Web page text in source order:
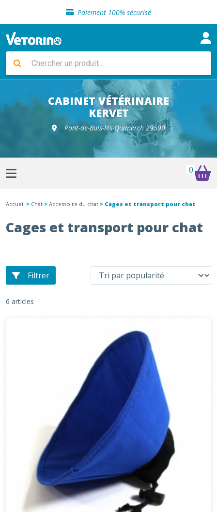
Paiement 100% sécurisé
Livraison gratuite en clinique vétérinaire
Sélection de croquettes vétérinaire
Livraison gratuite en clinique vétérinaire
Retour gratuit en clinique
Sélection de croquettes vétérinaire
CABINET VÉTÉRINAIRE
KERVET
Pont-de-Buis-lès-Quimerch 29590
0
Accueil > Chat > Accessoire du chat > Cages et transport pour chat
Cages et transport pour chat
Filtrer
6 articles